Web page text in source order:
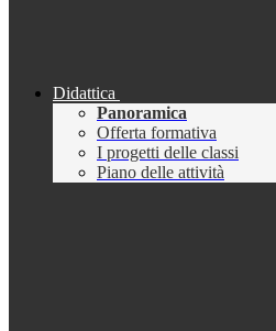
Didattica
Panoramica
Offerta formativa
I progetti delle classi
Piano delle attività